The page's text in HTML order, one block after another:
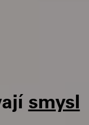
smysl